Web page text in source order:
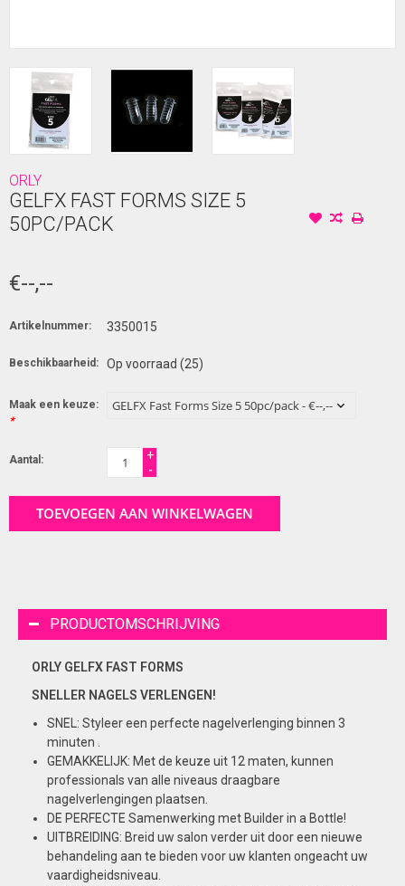
ORLY
GELFX FAST FORMS SIZE 5
50PC/PACK
€--,--
Artikelnummer: 3350015
Beschikbaarheid: Op voorraad (25)
Maak een keuze:
*
Aantal:
+
-
TOEVOEGEN AAN WINKELWAGEN
PRODUCTOMSCHRIJVING
ORLY GELFX FAST FORMS
SNELLER NAGELS VERLENGEN!
SNEL: Styleer een perfecte nagelverlenging binnen 3
minuten .
GEMAKKELIJK: Met de keuze uit 12 maten, kunnen
professionals van alle niveaus draagbare
nagelverlengingen plaatsen.
DE PERFECTE Samenwerking met Builder in a Bottle!
UITBREIDING: Breid uw salon verder uit door een nieuwe
behandeling aan te bieden voor uw klanten ongeacht uw
vaardigheidsniveau.